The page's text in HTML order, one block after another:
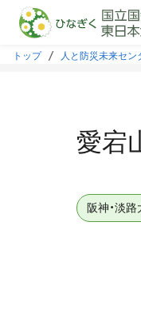
本文に飛ぶ
トップ 人と防災未来セ
愛宕
阪神・淡